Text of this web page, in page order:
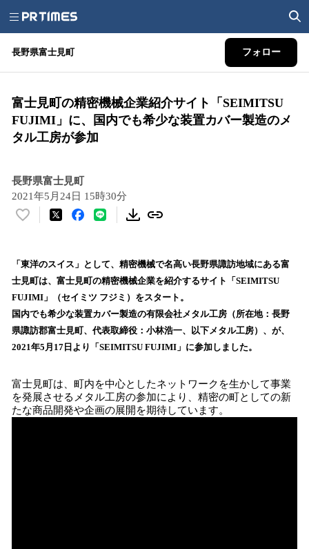
長野県富士見町 フォロー
富士見町の精密機械企業紹介サイト「SEIMITSU
FUJIMI」に、国内でも希少な装置カバー製造のメ
タル工房が参加
長野県富士見町
2021年5月24日 15時30分
い
！
数
を
読
み
込
み
で
す
「東洋のスイス」として、精密機械で名高い長野県諏訪地域にある富
士見町は、富士見町の精密機械企業を紹介するサイト「SEIMITSU
FUJIMI」（セイミツ フジミ）をスタート。
国内でも希少な装置カバー製造の有限会社メタル工房（所在地：長野
県諏訪郡富士見町、代表取締役：小林浩一、以下メタル工房）、が、
2021年5月17日より「SEIMITSU FUJIMI」に参加しました。
富士見町は、町内を中心としたネットワークを生かして事業
を発展させるメタル工房の参加により、精密の町としての新
たな商品開発や企画の展開を期待しています。